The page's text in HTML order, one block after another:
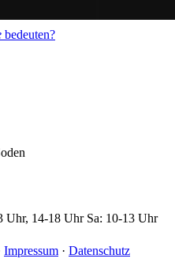
bedeuten?
14-18 Uhr Sa: 10-13 Uhr
Impressum · Datenschutz